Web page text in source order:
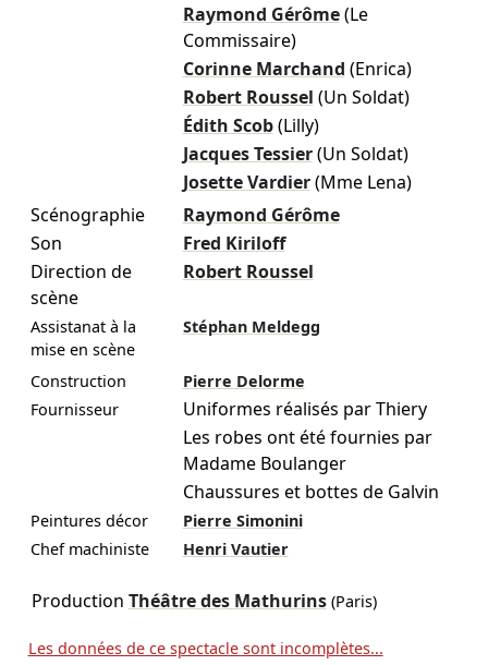
Raymond Gérôme (Le
Commissaire)
Corinne Marchand (Enrica)
Robert Roussel (Un Soldat)
Édith Scob (Lilly)
Jacques Tessier (Un Soldat)
Josette Vardier (Mme Lena)
Scénographie
Raymond Gérôme
Son
Fred Kiriloff
Direction de
scène
Robert Roussel
Assistanat à la
mise en scène
Stéphan Meldegg
Construction
Pierre Delorme
Fournisseur
Uniformes réalisés par Thiery
Les robes ont été fournies par
Madame Boulanger
Chaussures et bottes de Galvin
Peintures décor
Pierre Simonini
Chef machiniste
Henri Vautier
Production Théâtre des Mathurins(Paris)
Les données de ce spectacle sont incomplètes...